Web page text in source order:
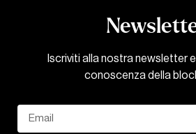
Iscriviti alla nostra newsletter
conoscenza della